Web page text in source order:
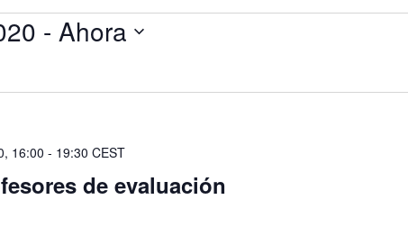
2020 - Ahora
de evaluación
16:00 - 19:30 CEST